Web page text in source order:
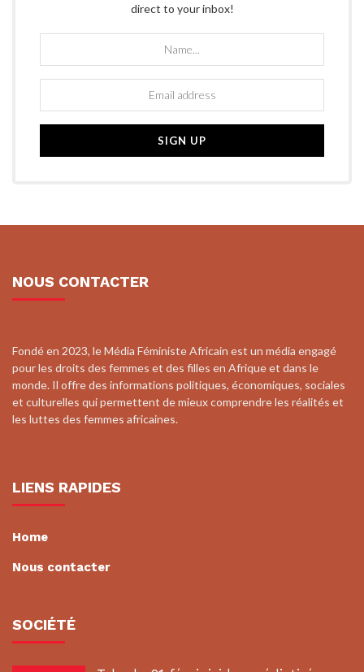
direct to your inbox!
NOUS CONTACTER
Fondé en 2023, le Média Féministe Africain est un média engagé
pour les droits des femmes et des filles en Afrique et dans le
monde. Il offre des informations politiques, économiques, sociales
et culturelles qui permettent de mieux comprendre les réalités et
les luttes des femmes africaines.
LIENS RAPIDES
Home
Nous contacter
SOCIÉTÉ